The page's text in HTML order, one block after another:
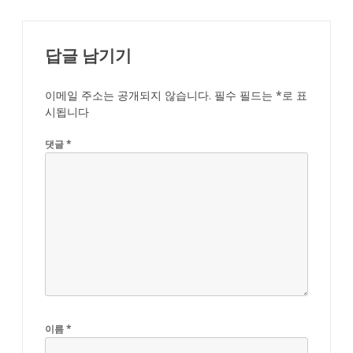
답글 남기기
이메일 주소는 공개되지 않습니다. 필수 필드는 *로 표
시됩니다
댓글*
이름*